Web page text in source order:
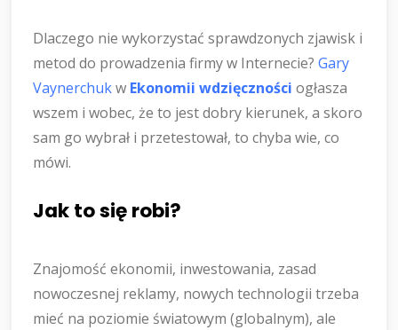
Dlaczego nie wykorzystać sprawdzonych zjawisk i
metod do prowadzenia firmy w Internecie? Gary
Vaynerchukw Ekonomii wdzięczności ogłasza
wszem i wobec, że to jest dobry kierunek, a skoro
sam go wybrał i przetestował, to chyba wie, co
mówi.
Jak to się robi?
Znajomość ekonomii, inwestowania, zasad
nowoczesnej reklamy, nowych technologii trzeba
mieć na poziomie światowym (globalnym), ale